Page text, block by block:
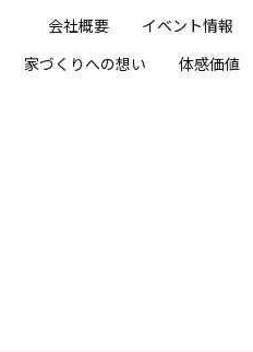
会社概要
イベント情報
家づくりへの想い
体感価値